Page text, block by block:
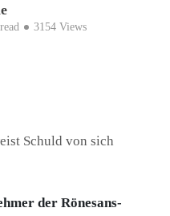
3154 Views
der Rönesans-